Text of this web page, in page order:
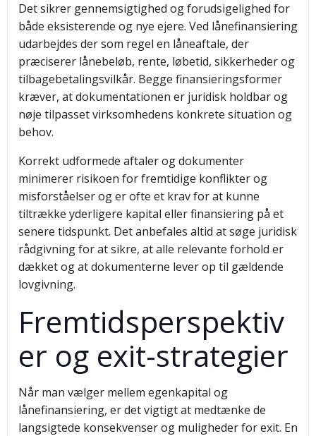
Det sikrer gennemsigtighed og forudsigelighed for
både eksisterende og nye ejere. Ved lånefinansiering
udarbejdes der som regel en låneaftale, der
præciserer lånebeløb, rente, løbetid, sikkerheder og
tilbagebetalingsvilkår. Begge finansieringsformer
kræver, at dokumentationen er juridisk holdbar og
nøje tilpasset virksomhedens konkrete situation og
behov.
Korrekt udformede aftaler og dokumenter
minimerer risikoen for fremtidige konflikter og
misforståelser og er ofte et krav for at kunne
tiltrække yderligere kapital eller finansiering på et
senere tidspunkt. Det anbefales altid at søge juridisk
rådgivning for at sikre, at alle relevante forhold er
dækket og at dokumenterne lever op til gældende
lovgivning.
Fremtidsperspektiv
er og exit-strategier
Når man vælger mellem egenkapital og
lånefinansiering, er det vigtigt at medtænke de
langsigtede konsekvenser og muligheder for exit. En